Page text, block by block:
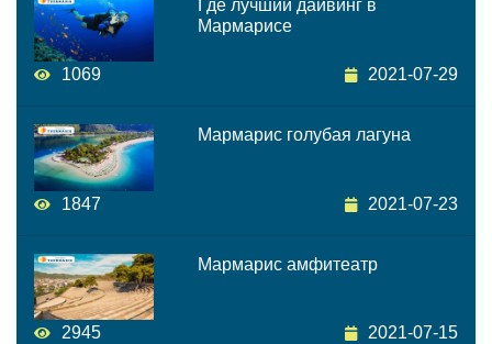
Где лучший дайвинг в
Мармарисе
1069 2021-07-29
Мармарис голубая лагуна
1847 2021-07-23
Мармарис амфитеатр
2945 2021-07-15